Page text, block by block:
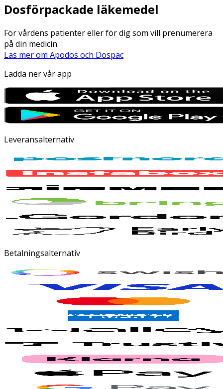
Dosförpackade läkemedel
För vårdens patienter eller för dig som vill prenumerera
på din medicin
Läs mer om Apodos och Dospac
Ladda ner vår app
Leveransalternativ
Betalningsalternativ